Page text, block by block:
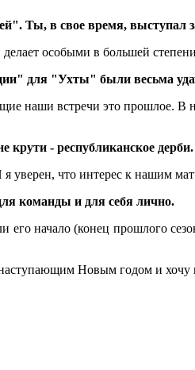
Ты, в свое время, выступал
особыми в большей
для "Ухты" были весьма
наши встречи это прошлое. В
крути - республиканское
уверен, что интерес к нашим
команды и для себя лично.
его начало (конец прошлого
Новым годом и